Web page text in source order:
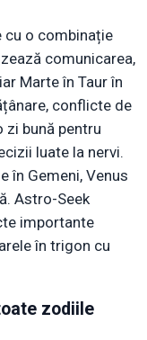
cu o combinație
comunicarea,
Marte în Taur în
conflicte de
zi bună pentru
luate la nervi.
în Gemeni, Venus
Astro-Seek
importante
în trigon cu
zodiile